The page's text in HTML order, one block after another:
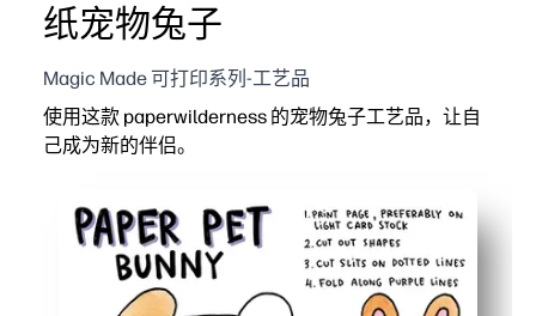
纸宠物兔子
Magic Made 可打印系列-工艺品
使用这款 paperwilderness 的宠物兔子工艺品，让自
己成为新的伴侣。
只需几分钟即可打印、切割和粘合-无需准备，没有特
可爱的设计立刻吸引了孩子们——将安静的时光变成一
培养精细动作技能和方向跟踪能力——非常适合驻地、
可兼作桌面宠物或假装游戏道具——非常适合春季主题